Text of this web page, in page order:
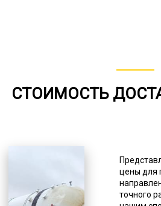
СТОИМОСТЬ
цены для
точного